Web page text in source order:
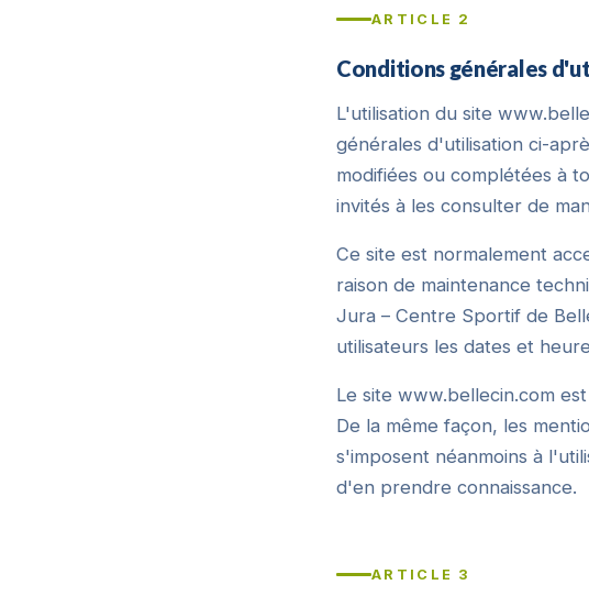
ARTICLE 2
Conditions générales
L'utilisation du site
générales d'utilisation ci-
modifiées ou complétées à
invités à les consulter de
Ce site est normalement
raison de maintenance
Jura – Centre Sportif de
utilisateurs les dates et
Le site www.bellecin.com
De la même façon, les
s'imposent néanmoins à
d'en prendre connaissance.
ARTICLE 3